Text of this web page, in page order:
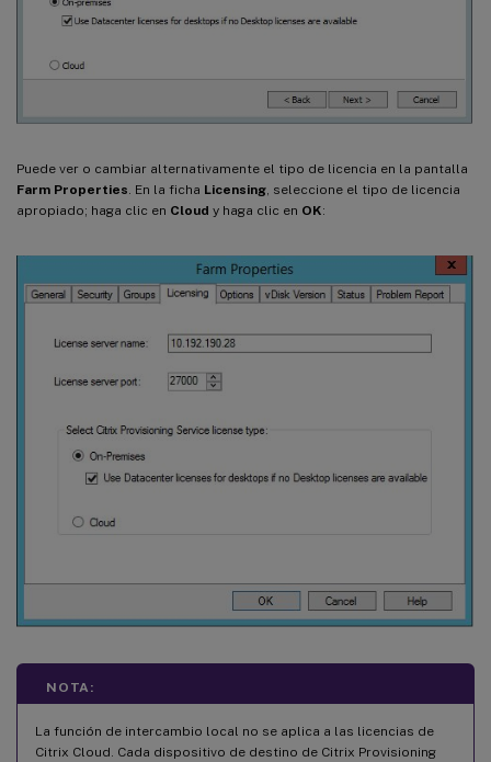
Puede ver o cambiar alternativamente el tipo de licencia en la pantalla
Farm Properties. En la ficha Licensing, seleccione el tipo de licencia
apropiado; haga clic en Cloud y haga clic en OK:
NOTA:
La función de intercambio local no se aplica a las licencias de
Citrix Cloud. Cada dispositivo de destino de Citrix Provisioning